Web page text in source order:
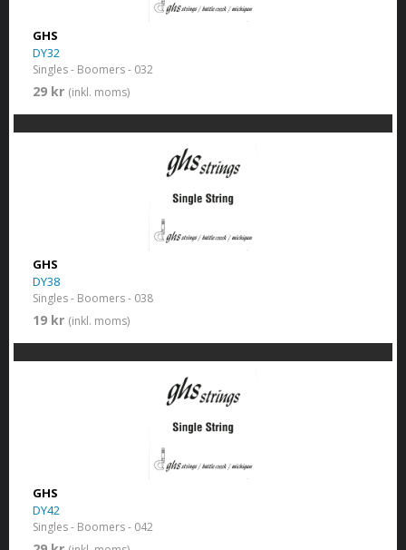
GHS
DY32
Singles - Boomers - 032
29 kr (inkl. moms)
GHS
DY38
Singles - Boomers - 038
19 kr (inkl. moms)
GHS
DY42
Singles - Boomers - 042